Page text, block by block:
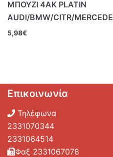
ΜΠΟΥΖΙ 4ΑΚ PLATIN
AUDI/BMW/CITR/MERCEDE
5,98€
Επικοινωνία
Τηλέφωνα
2331070344
2331064514
Φαξ 2331067078